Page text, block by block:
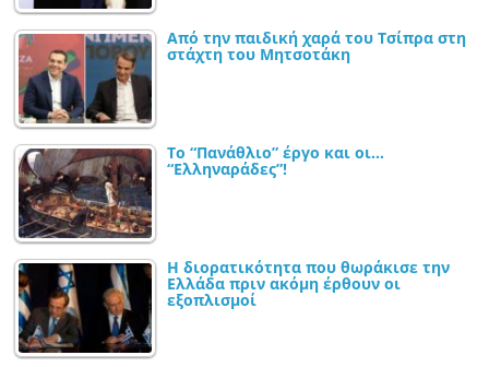
Από την παιδική χαρά του Τσίπρα στη
στάχτη του Μητσοτάκη
Το “Πανάθλιο” έργο και οι…
“Ελληναράδες”!
Η διορατικότητα που θωράκισε την
Ελλάδα πριν ακόμη έρθουν οι
εξοπλισμοί